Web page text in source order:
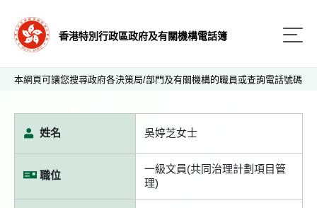
香港特別行政區政府及有關機構電話簿
本網頁可讓您搜尋政府各決策局/部門及有關機構的職員或查詢電話號碼
姓名 吳婷芝女士
職位
一級文員(共同治理計劃項目管
理)